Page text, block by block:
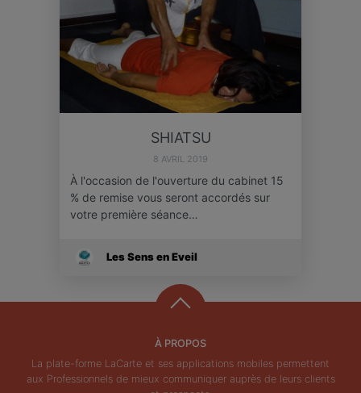
SHIATSU
8 AVRIL 2019
À l'occasion de l'ouverture du cabinet 15
% de remise vous seront accordés sur
votre première séance…
Les Sens en Eveil
À PROPOS
La plate-forme LaCarte et ses applications mobiles permettent
aux Professionnels de mieux communiquer auprès de leurs clients